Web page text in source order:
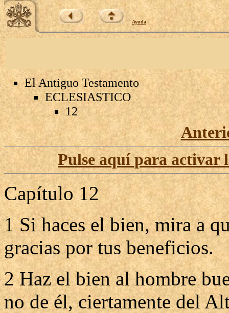
Ayuda
El Antiguo Testamento
ECLESIASTICO
12
Pulse aquí para activar
Capítulo 12
1 Si haces el bien, mira a
gracias por tus beneficios.
2 Haz el bien al hombre
no de él, ciertamente del